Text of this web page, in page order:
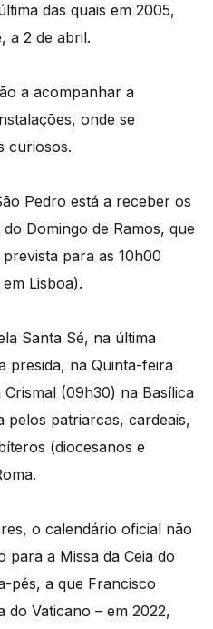
das quais em 2005,
a 2 de abril.
a acompanhar a
onde se
curiosos.
Pedro está a receber os
Domingo de Ramos, que
para as 10h00
Lisboa).
Santa Sé, na última
presida, na Quinta-feira
(09h30) na Basílica
pelos patriarcas, cardeais,
(diocesanos e
o calendário oficial não
para a Missa da Ceia do
pés, a que Francisco
do Vaticano – em 2022,